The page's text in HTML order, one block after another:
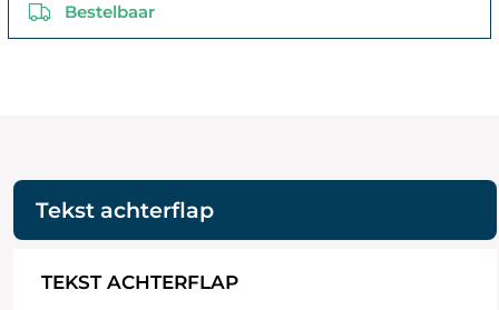
Bestelbaar
Tekst achterflap
TEKST ACHTERFLAP